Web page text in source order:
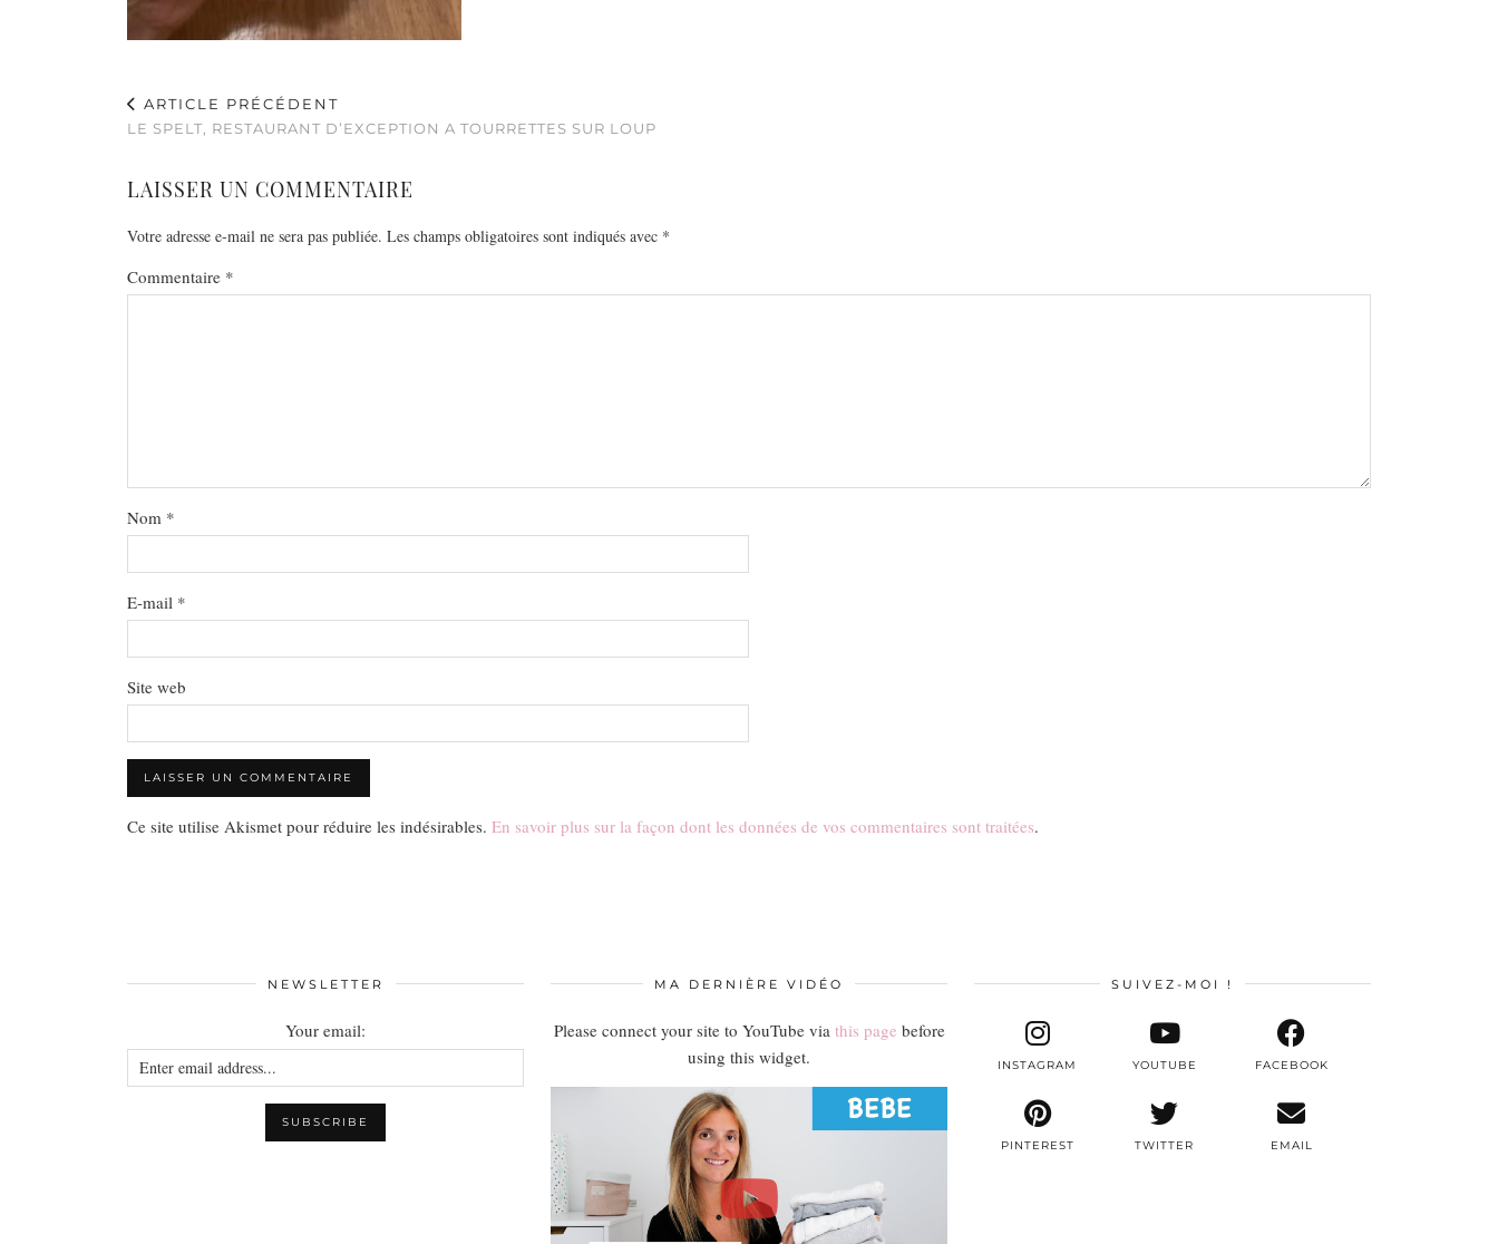
ARTICLE PRÉCÉDENT
LE SPELT, RESTAURANT D’EXCEPTION A TOURRETTES SUR LOUP
LAISSER UN COMMENTAIRE
Votre adresse e-mail ne sera pas publiée. Les champs obligatoires sont indiqués avec *
Commentaire *
Nom *
E-mail *
Site web
Ce site utilise Akismet pour réduire les indésirables. En savoir plus sur la façon dont les données de vos commentaires sont traitées.
NEWSLETTER
Your email:
MA DERNIÈRE VIDÉO
Please connect your site to YouTube via this page before
using this widget.
SUIVEZ-MOI !
TWITTER
INSTAGRAM FACEBOOK
PINTEREST
YOUTUBE
EMAIL